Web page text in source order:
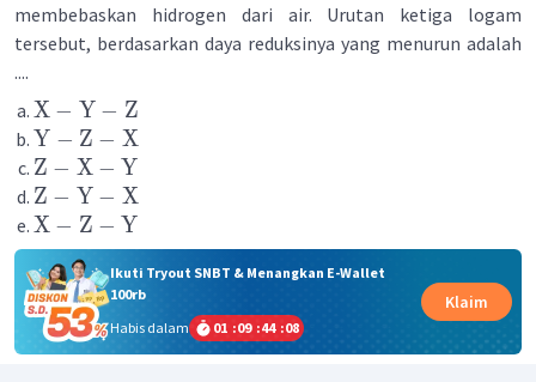
membebaskan hidrogen dari air. Urutan ketiga logam
tersebut, berdasarkan daya reduksinya yang menurun adalah
....
X − Y − Z
Y − Z − X
Z − X − Y
Z − Y − X
X − Z − Y
Ikuti Tryout SNBT & Menangkan E-Wallet
100rb
Habis dalam
01 :09 :44 :08
Klaim